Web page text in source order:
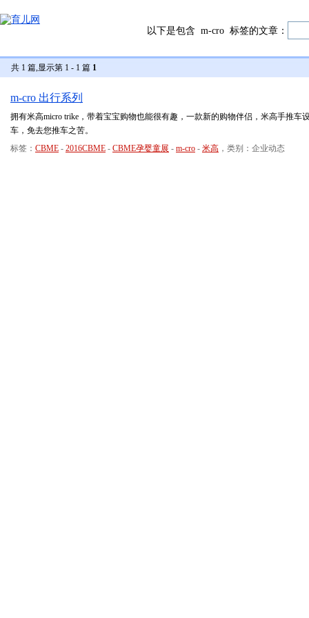
以下是包含 m-cro 标签的文章：
共 1 篇,显示第 1 - 1 篇 1
m-cro 出行系列
拥有米高micro trike，带着宝宝购物也能很有趣，一款新的购物伴侣，米高手推车
车，免去您推车之苦。
标签： CBME - 2016CBME - CBME孕婴童展 - m-cro - 米高 ，类别：企业动态